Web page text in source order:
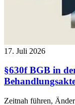
17. Juli 2026
§630f BGB in
Zeitnah führen,